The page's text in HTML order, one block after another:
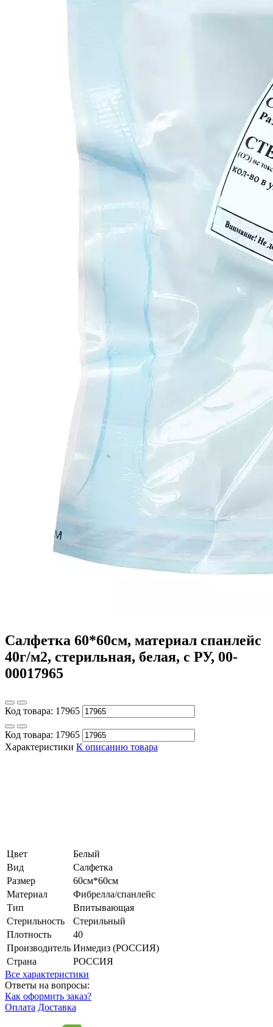
Салфетка 60*60см, материал спанлейс
40г/м2, стерильная, белая, с РУ, 00-
00017965
Код товара: 17965
Код товара: 17965
Характеристики К описанию товара
Цвет
Белый
Вид
Салфетка
Размер
60см*60см
Материал
Фибрелла/спанлейс
Тип
Впитывающая
Стерильность
Стерильный
Плотность
40
Производитель Инмедиз (РОССИЯ)
Страна
РОССИЯ
Все характеристики
Ответы на вопросы:
Как оформить заказ?
Оплата Доставка